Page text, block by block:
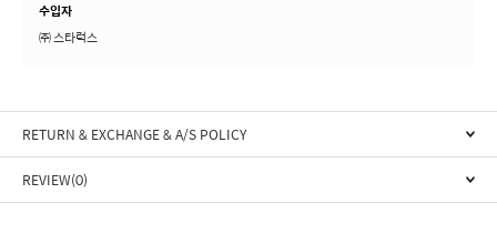
수입자
㈜ 스타럭스
RETURN & EXCHANGE & A/S POLICY
REVIEW(0)